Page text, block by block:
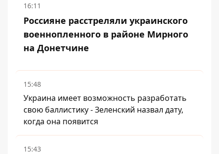
16:11
Россияне расстреляли украинского
военнопленного в районе Мирного
на Донетчине
15:48
Украина имеет возможность разработать
свою баллистику - Зеленский назвал дату,
когда она появится
15:43